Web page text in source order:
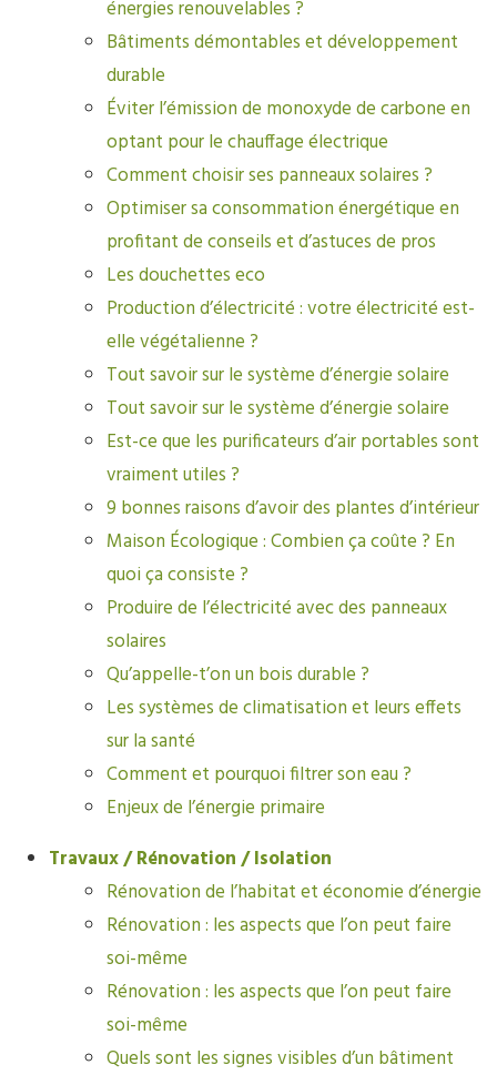
énergies renouvelables ?
Bâtiments démontables et développement
durable
Éviter l’émission de monoxyde de carbone en
optant pour le chauffage électrique
Comment choisir ses panneaux solaires ?
Optimiser sa consommation énergétique en
profitant de conseils et d’astuces de pros
Les douchettes eco
Production d’électricité : votre électricité est-
elle végétalienne ?
Tout savoir sur le système d’énergie solaire
Tout savoir sur le système d’énergie solaire
Est-ce que les purificateurs d’air portables sont
vraiment utiles ?
9 bonnes raisons d’avoir des plantes d’intérieur
Maison Écologique : Combien ça coûte ? En
quoi ça consiste ?
Produire de l’électricité avec des panneaux
solaires
Qu’appelle-t’on un bois durable ?
Les systèmes de climatisation et leurs effets
sur la santé
Comment et pourquoi filtrer son eau ?
Enjeux de l’énergie primaire
Travaux / Rénovation / Isolation
Rénovation de l’habitat et économie d’énergie
Rénovation : les aspects que l’on peut faire
soi-même
Rénovation : les aspects que l’on peut faire
soi-même
Quels sont les signes visibles d’un bâtiment